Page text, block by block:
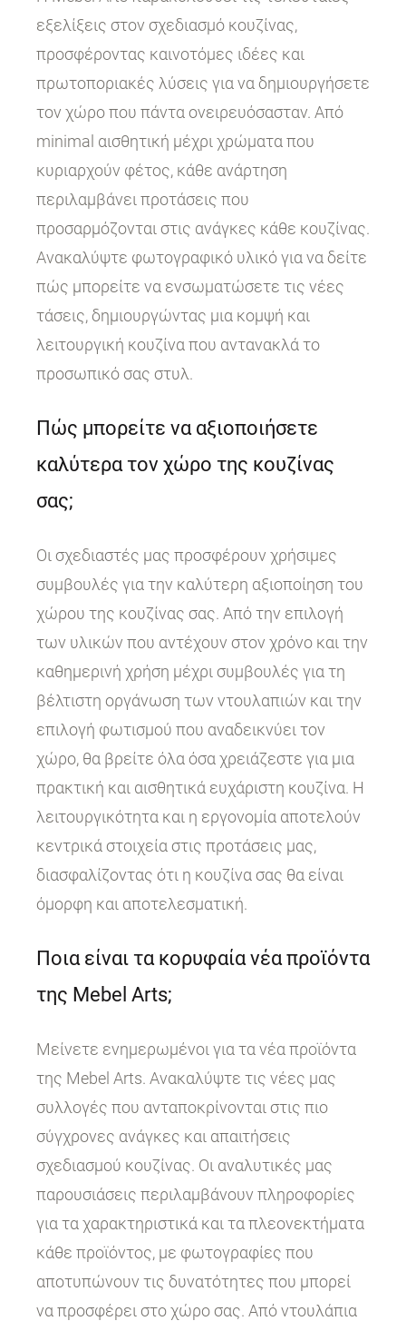
εξελίξεις στον σχεδιασμό κουζίνας,
προσφέροντας καινοτόμες ιδέες και
πρωτοποριακές λύσεις για να δημιουργήσετε
τον χώρο που πάντα ονειρευόσασταν. Από
minimal αισθητική μέχρι χρώματα που
κυριαρχούν φέτος, κάθε ανάρτηση
περιλαμβάνει προτάσεις που
προσαρμόζονται στις ανάγκες κάθε κουζίνας.
Ανακαλύψτε φωτογραφικό υλικό για να δείτε
πώς μπορείτε να ενσωματώσετε τις νέες
τάσεις, δημιουργώντας μια κομψή και
λειτουργική κουζίνα που αντανακλά το
προσωπικό σας στυλ.
Πώς μπορείτε να αξιοποιήσετε
καλύτερα τον χώρο της κουζίνας
σας;
Οι σχεδιαστές μας προσφέρουν χρήσιμες
συμβουλές για την καλύτερη αξιοποίηση του
χώρου της κουζίνας σας. Από την επιλογή
των υλικών που αντέχουν στον χρόνο και την
καθημερινή χρήση μέχρι συμβουλές για τη
βέλτιστη οργάνωση των ντουλαπιών και την
επιλογή φωτισμού που αναδεικνύει τον
χώρο, θα βρείτε όλα όσα χρειάζεστε για μια
πρακτική και αισθητικά ευχάριστη κουζίνα. Η
λειτουργικότητα και η εργονομία αποτελούν
κεντρικά στοιχεία στις προτάσεις μας,
διασφαλίζοντας ότι η κουζίνα σας θα είναι
όμορφη και αποτελεσματική.
Ποια είναι τα κορυφαία νέα προϊόντα
της Mebel Arts;
Μείνετε ενημερωμένοι για τα νέα προϊόντα
της Mebel Arts. Ανακαλύψτε τις νέες μας
συλλογές που ανταποκρίνονται στις πιο
σύγχρονες ανάγκες και απαιτήσεις
σχεδιασμού κουζίνας. Οι αναλυτικές μας
παρουσιάσεις περιλαμβάνουν πληροφορίες
για τα χαρακτηριστικά και τα πλεονεκτήματα
κάθε προϊόντος, με φωτογραφίες που
αποτυπώνουν τις δυνατότητες που μπορεί
να προσφέρει στο χώρο σας. Από ντουλάπια